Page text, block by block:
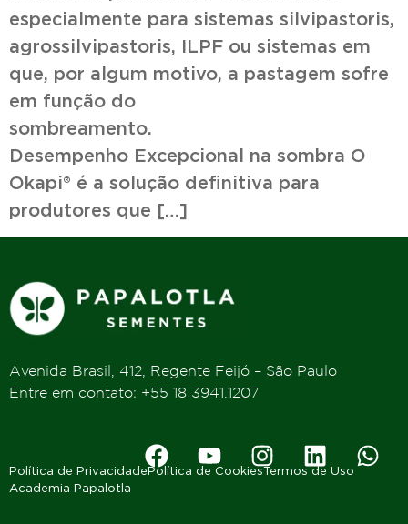
especialmente para sistemas silvipastoris,
agrossilvipastoris, ILPF ou sistemas em
que, por algum motivo, a pastagem sofre
em função do
Desempenho Excepcional na sombra O
Okapi® é a solução definitiva para
produtores que […]
Avenida Brasil, 412, Regente Feijó – São Paulo
Entre em contato: +55 18 3941.1207
Política de PrivacidadePolítica de CookiesTermos de Uso
Academia Papalotla